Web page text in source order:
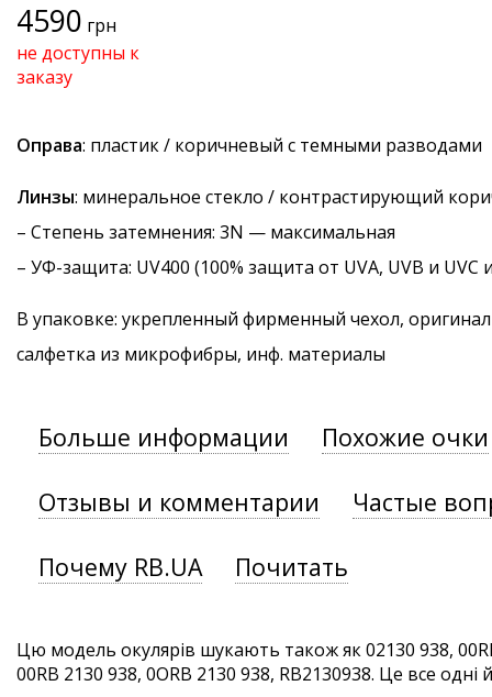
4590 грн
не доступны к
заказу
Оправа: пластик / коричневый с темными разводами
Линзы: минеральное стекло / контрастирующий
– Степень затемнения: 3N — максимальная
– УФ-защита: UV400 (100% защита от UVA, UVB и UVC
В упаковке: укрепленный фирменный чехол,
салфетка из микрофибры, инф. материалы
Больше информации Похожие очки
Отзывы и комментарии Частые
Почему RB.UA Почитать
Цю модель окулярів шукають також як 02130 938,
00RB 2130 938, 0ORB 2130 938, RB2130938. Це все одні